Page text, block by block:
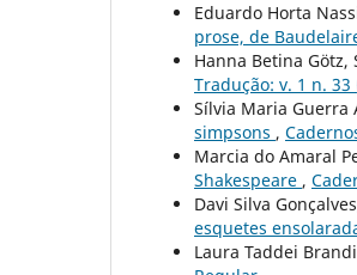
Eduardo Horta
prose, de
Hanna Betina Götz,
Tradução: v. 1 n.
Sílvia Maria Guerra
simpsons ,
Marcia do Amaral
Shakespeare ,
Davi Silva
esquetes
Laura Taddei